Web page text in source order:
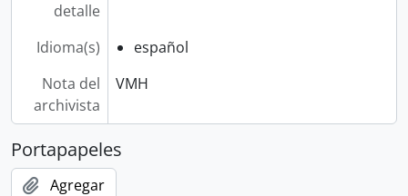
detalle
Idioma(s)
español
Nota del
archivista
VMH
Portapapeles
Agregar